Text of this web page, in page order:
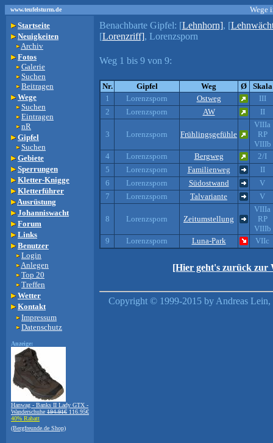
www.teufelsturm.de
Wege
Startseite
Neuigkeiten
Archiv
Fotos
Galerie
Suchen
Beitragen
Wege
Suchen
Eintragen
nR
Gipfel
Suchen
Gebiete
Sperrungen
Kletter-Knigge
Kletterführer
Ausrüstung
Johanniswacht
Forum
Links
Benutzer
Login
Anlegen
Top 20
Treffen
Wetter
Kontakt
Impressum
Datenschutz
Anzeige:
Hanwag - Banks II Lady GTX -
Wanderschuhe 194.91€ 116.95€
40% Rabatt
(Bergfreunde.de Shop)
Benachbarte Gipfel: [Lehnhorn], [
[Lorenzriff], Lorenzsporn
Weg 1 bis 9 von 9:
Nr. Gipfel Weg Ø
Skala
1
Lorenzsporn Ostweg
III
2
Lorenzsporn AW II
3 Lorenzsporn Frühlingsgefühle
VIIIa
RP
VIIIb
4
Lorenzsporn Bergweg
2/I
5
Lorenzsporn Familienweg
II
6
Lorenzsporn Südostwand
V
7
Lorenzsporn Talvariante V
8 Lorenzsporn Zeitumstellung
VIIIa
RP
VIIIb
9
Lorenzsporn Luna-Park VIIc
[Hier geht's zurück zur
Copyright © 1999-2015 by Andreas Lein,